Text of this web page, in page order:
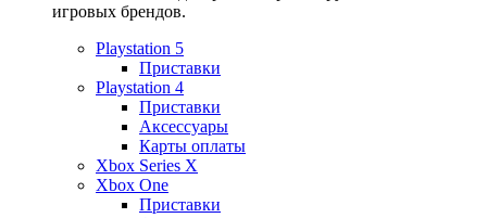
игровых брендов.
Playstation 5
Приставки
Playstation 4
Приставки
Аксессуары
Карты оплаты
Xbox Series X
Xbox One
Приставки